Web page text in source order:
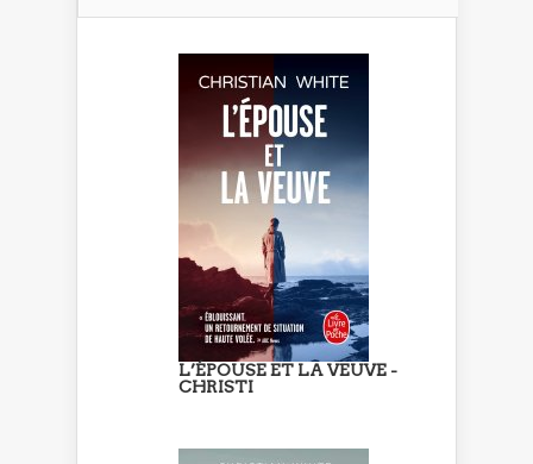
L’ÉPOUSE ET LA VEUVE -
CHRISTI